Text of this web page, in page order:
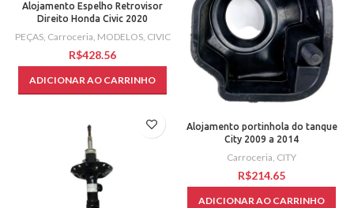
Alojamento Espelho Retrovisor
Direito Honda Civic 2020
PEÇAS, Carroceria, MODELOS, CIVIC
R$
ADICIONAR AO CARRINHO
Alojamento portinhola do tanque
City 2009 a 2014
Carroceria, CITY
R$
ADICIONAR AO CARRINHO